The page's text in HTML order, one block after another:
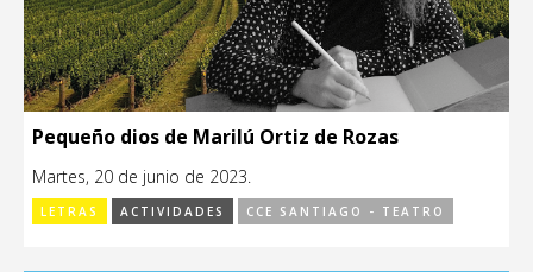
Pequeño dios de Marilú Ortiz de Rozas
Martes, 20 de junio de 2023.
LETRAS ACTIVIDADES CCE SANTIAGO - TEATRO